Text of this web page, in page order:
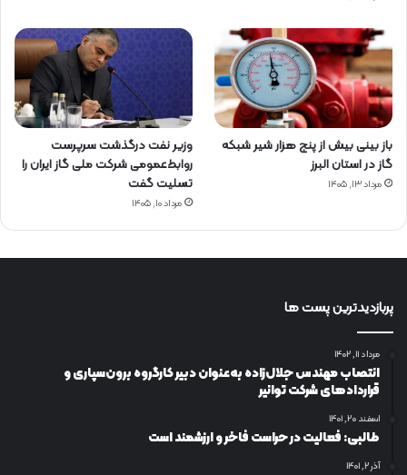
باز بینی بیش از پنج هزار شیر شبکه
گاز در استان البرز
مرداد ۱۳, ۱۴۰۵
وزیر نفت درگذشت سرپرست
روابط‌عمومی شرکت ملی گاز ایران را
تسلیت گفت
مرداد ۱۰, ۱۴۰۵
پربازدیدترین پست ها
مرداد ۱۱, ۱۴۰۲
انتصاب مهندس جلال‌زاده به‌عنوان دبیر كارگروه برون‌سپاری و
قراردادهای شركت توانیر
اسفند ۲۰, ۱۴۰۱
طالبی: فعالیت در حراست فاخر و ارزشمند است
آذر ۲, ۱۴۰۱